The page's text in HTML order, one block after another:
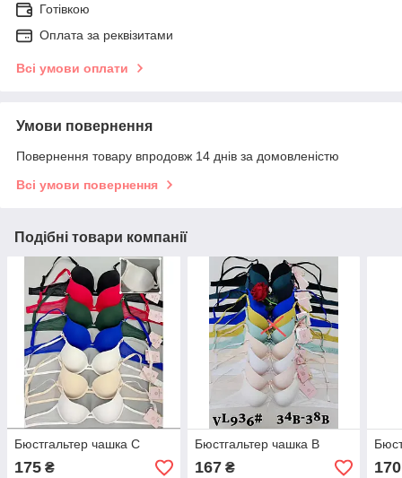
Готівкою
Оплата за реквізитами
Всі умови оплати
Умови повернення
Повернення товару впродовж 14 днів за домовленістю
Всі умови повернення
Подібні товари компанії
Бюстгальтер чашка С
175 ₴
Бюстгальтер чашка В
167₴ 170